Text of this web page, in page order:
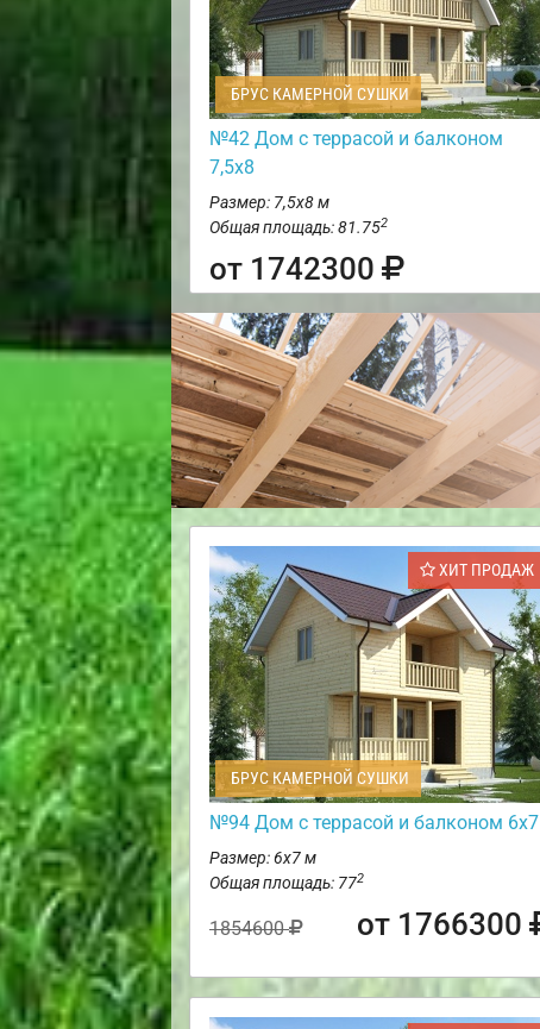
БРУС КАМЕРНОЙ СУШКИ
№42 Дом с террасой и балконом
7,5х8
Размер: 7,5х8 м
Общая площадь: 81.752
от 1742300
ХИТ ПРОДАЖ
БРУС КАМЕРНОЙ СУШКИ
№94 Дом с террасой и балконом 6х7
Размер: 6х7 м
Общая площадь: 772
1854600 от 1766300